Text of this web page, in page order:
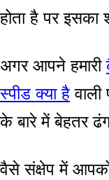
होता है पर
अगर आपने हमारी
स्पीड क्या है
के बारे में बेहतर
वैसे संक्षेप में